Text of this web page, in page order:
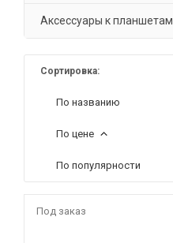
Аксессуары к планшетам
Сортировка:
По названию
По цене
По популярности
Под заказ